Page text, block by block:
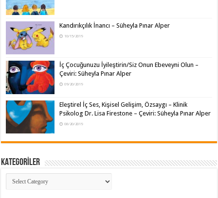
Kandırıkçılık İnancı – Süheyla Pınar Alper
10/15/2019
İç Çocuğunuzu İyileştirin/Siz Onun Ebeveyni Olun –
Çeviri: Süheyla Pınar Alper
09/20/2019
Eleştirel İç Ses, Kişisel Gelişim, Özsaygı – Klinik
Psikolog Dr. Lisa Firestone – Çeviri: Süheyla Pınar Alper
08/20/2019
KATEGORİLER
KATEGORİLER